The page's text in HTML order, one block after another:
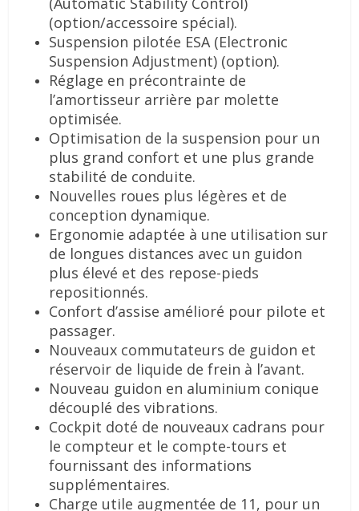
(option/accessoire spécial).
Suspension pilotée ESA (Electronic
Suspension Adjustment) (option).
Réglage en précontrainte de
l’amortisseur arrière par molette
optimisée.
Optimisation de la suspension pour un
plus grand confort et une plus grande
stabilité de conduite.
Nouvelles roues plus légères et de
conception dynamique.
Ergonomie adaptée à une utilisation sur
de longues distances avec un guidon
plus élevé et des repose-pieds
repositionnés.
Confort d’assise amélioré pour pilote et
passager.
Nouveaux commutateurs de guidon et
réservoir de liquide de frein à l’avant.
Nouveau guidon en aluminium conique
découplé des vibrations.
Cockpit doté de nouveaux cadrans pour
le compteur et le compte-tours et
fournissant des informations
supplémentaires.
Charge utile augmentée de 11, pour un